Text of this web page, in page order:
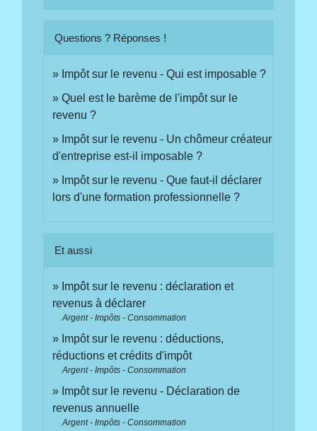
Questions ? Réponses !
Impôt sur le revenu - Qui est imposable ?
Quel est le barème de l'impôt sur le
revenu ?
Impôt sur le revenu - Un chômeur créateur
d'entreprise est-il imposable ?
Impôt sur le revenu - Que faut-il déclarer
lors d'une formation professionnelle ?
Et aussi
Impôt sur le revenu : déclaration et
revenus à déclarer
Argent - Impôts - Consommation
Impôt sur le revenu : déductions,
réductions et crédits d'impôt
Argent - Impôts - Consommation
Impôt sur le revenu - Déclaration de
revenus annuelle
Argent - Impôts - Consommation